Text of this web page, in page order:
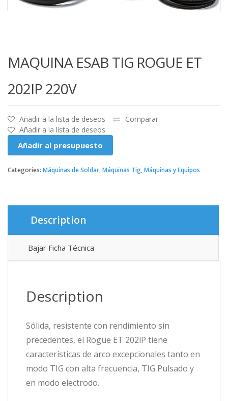
MAQUINA ESAB TIG ROGUE ET
202IP 220V
Añadir a la lista de deseos
Comparar
Añadir a la lista de deseos
Añadir al presupuesto
Categories: Máquinas de Soldar,Máquinas Tig,Máquinas y Equipos
Description
Bajar Ficha Técnica
Description
Sólida, resistente con rendimiento sin
precedentes, el Rogue ET 202iP tiene
características de arco excepcionales tanto en
modo TIG con alta frecuencia, TIG Pulsado y
en modo electrodo.